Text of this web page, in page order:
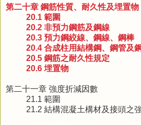
第二十章 鋼筋性質、耐久性及埋置物
20.1 範圍
20.2 非預力鋼筋及鋼線
20.3 預力鋼絞線、鋼線、鋼棒
20.4 合成柱用結構鋼、鋼管及
20.5 鋼筋之耐久性規定
20.6 埋置物
第二十一章 強度折減因數
21.1 範圍
21.2 結構混凝土構材及接頭之